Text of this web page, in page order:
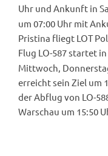
Uhr und Ankunft in
um 07:00 Uhr mit
Pristina fliegt LOT
Flug LO-587 startet in
Mittwoch,
erreicht sein Ziel um
der Abflug von LO-
Warschau um 15:50